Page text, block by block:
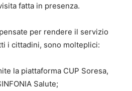
fatta in presenza.
per rendere il servizio
i cittadini, sono molteplici:
la piattaforma CUP Soresa,
Salute;